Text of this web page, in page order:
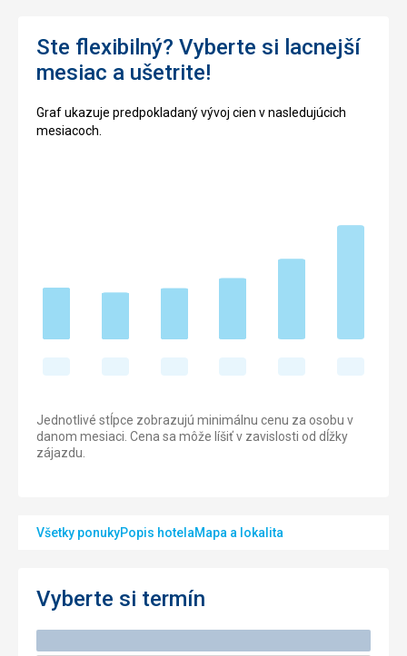
Ste flexibilný? Vyberte si lacnejší
mesiac a ušetrite!
Graf ukazuje predpokladaný vývoj cien v nasledujúcich
mesiacoch.
Jednotlivé stĺpce zobrazujú minimálnu cenu za osobu v
danom mesiaci. Cena sa môže líšiť v zavislosti od dĺžky
zájazdu.
Všetky ponukyPopis hotelaMapa a lokalita
Vyberte si termín